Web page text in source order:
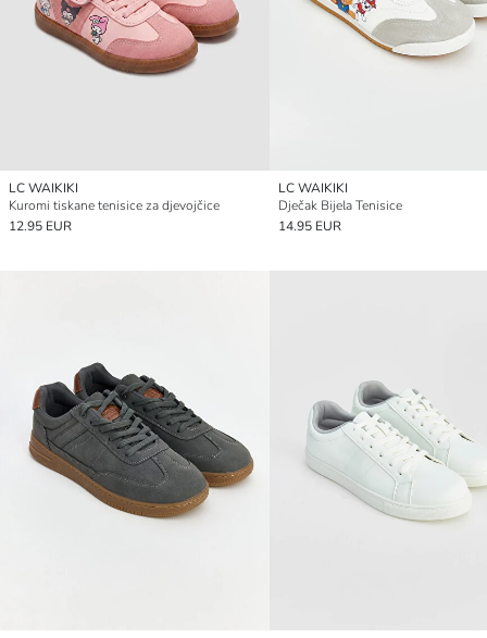
LC WAIKIKI
Kuromi tiskane tenisice za djevojčice
12.95 EUR
LC WAIKIKI
Dječak Bijela Tenisice
14.95 EUR